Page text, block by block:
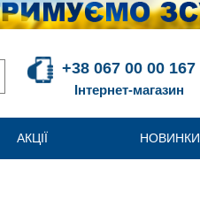
+38 067 00 00 167
Інтернет-магазин
АКЦІЇ НОВИНКИ